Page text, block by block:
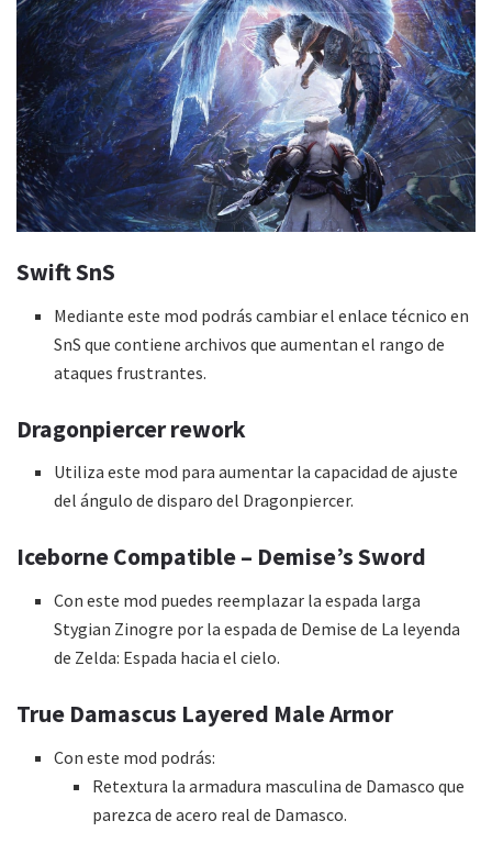
Swift SnS
Mediante este mod podrás cambiar el enlace técnico en
SnS que contiene archivos que aumentan el rango de
ataques frustrantes.
Dragonpiercer rework
Utiliza este mod para aumentar la capacidad de ajuste
del ángulo de disparo del Dragonpiercer.
Iceborne Compatible – Demise’s Sword
Con este mod puedes reemplazar la espada larga
Stygian Zinogre por la espada de Demise de La leyenda
de Zelda: Espada hacia el cielo.
True Damascus Layered Male Armor
Con este mod podrás:
Retextura la armadura masculina de Damasco que
parezca de acero real de Damasco.